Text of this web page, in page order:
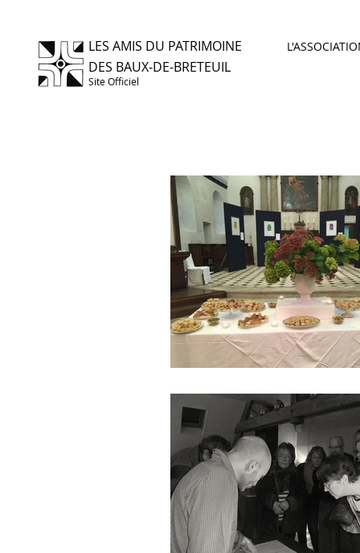
LES AMIS DU PATRIMOINE
DES BAUX-DE-BRETEUIL
Site Officiel